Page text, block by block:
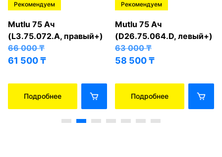
Рекомендуем
Mutlu 75 Ач
(L3.75.072.A, правый+)
66 000₸
61 500₸
Подробнее
Рекомендуем
Mutlu 75 Ач
(D26.75.064.D, левый+)
63 000₸
58 500₸
Подробнее